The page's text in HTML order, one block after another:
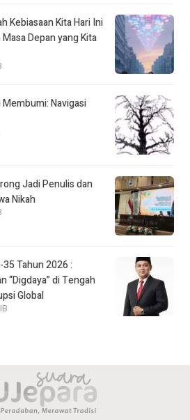
Kebiasaan Kita Hari Ini
Depan yang Kita
Navigasi
Jadi Penulis dan
Nikah
Tahun 2026 :
“Digdaya” di Tengah
Global